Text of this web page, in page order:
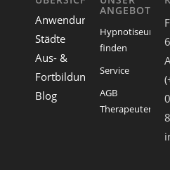
Anwendungsgebiete
Städte
Aus- &
Fortbildungen
Blog
ANGEBOT
Hypnotiseur
finden
Service
AGB